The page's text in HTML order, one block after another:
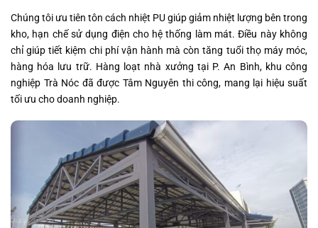
Chúng tôi ưu tiên tôn cách nhiệt PU giúp giảm nhiệt lượng bên trong
kho, hạn chế sử dụng điện cho hệ thống làm mát. Điều này không
chỉ giúp tiết kiệm chi phí vận hành mà còn tăng tuổi thọ máy móc,
hàng hóa lưu trữ. Hàng loạt nhà xưởng tại P. An Bình, khu công
nghiệp Trà Nóc đã được Tâm Nguyên thi công, mang lại hiệu suất
tối ưu cho doanh nghiệp.